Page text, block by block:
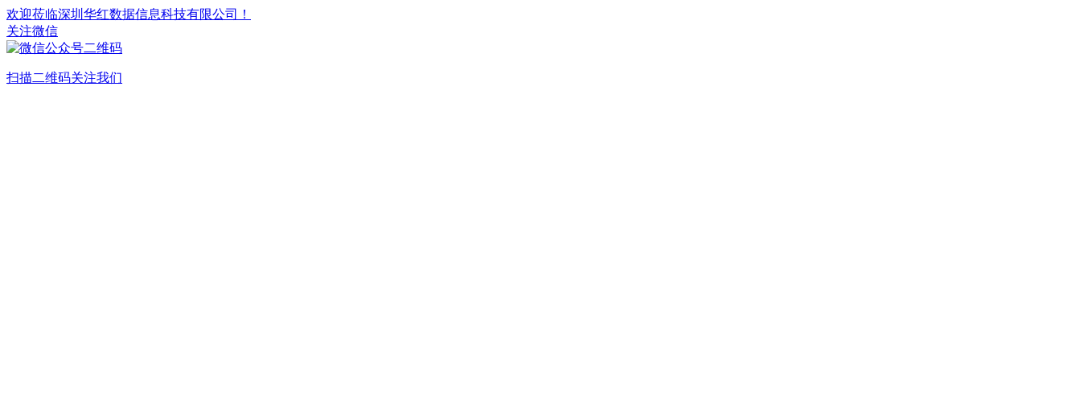
欢迎莅临深圳华红数据信息科技有限公司！
关注微信
扫描二维码关注我们